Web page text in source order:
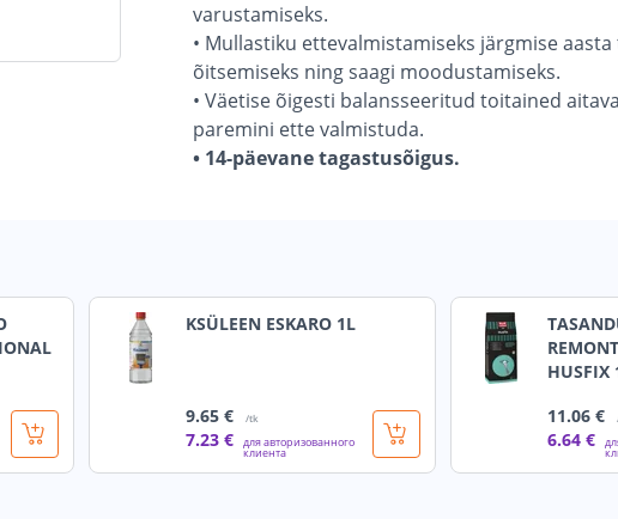
varustamiseks.
• Mullastiku ettevalmistamiseks järgmise
õitsemiseks ning saagi moodustamiseks.
• Väetise õigesti balansseeritud toitained
paremini ette valmistuda.
• 14-päevane tagastusõigus.
KSÜLEEN ESKARO 1L
9.65 € /tk
7.23 € для авторизованного
клиента
HUSFIX
11.06 €
6.64 €